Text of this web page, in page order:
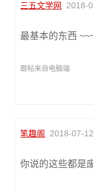
三五文学网 2018-
最基本的东西
跟帖来自电脑端
笔趣阁 2018-07-
你说的这些都是